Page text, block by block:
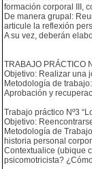
formación corporal III,
De manera grupal:
articule la reflexión
A su vez, deberán
TRABAJO PRÁCTICO
Objetivo: Realizar una
Metodología de
Aprobación y
Trabajo práctico Nº3
Objetivo:
Metodología de
historia personal
Contextualice (ubique
psicomotricista?